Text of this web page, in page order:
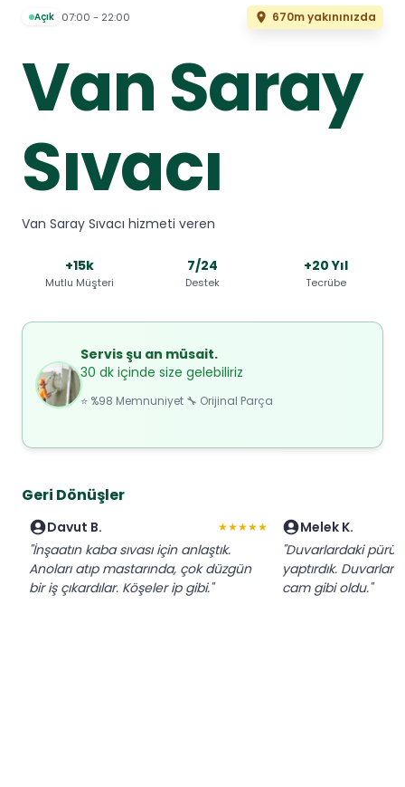
Açık 07:00 - 22:00 670m yakınınızda
Van Saray
Sıvacı
Van Saray Sıvacı hizmeti veren
+15k
Mutlu Müşteri
7/24
Destek
+20 Yıl
Tecrübe
Servis şu an müsait.
30 dk içinde size gelebiliriz
⭐ %98 Memnuniyet 🔧 Orijinal Parça
Geri Dönüşler
Davut B. ★★★★★
"İnşaatın kaba sıvası için anlaştık.
Anoları atıp mastarında, çok düzgün
bir iş çıkardılar. Köşeler ip gibi."
Melek K.
"Duvarlardaki
yaptırdık. Duvarlar
cam gibi oldu."